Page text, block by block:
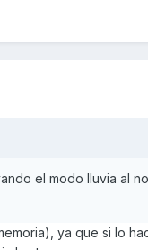
el modo lluvia al
ya que si lo